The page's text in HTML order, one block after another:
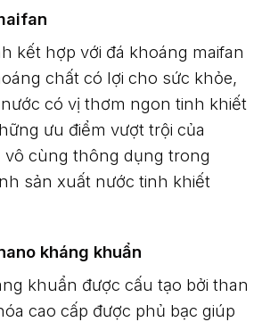
kết hợp với đá khoáng maifan
chất có lợi cho sức khỏe,
có vị thơm ngon tinh khiết
ưu điểm vượt trội của
vô cùng thông dụng trong
sản xuất nước tinh khiết
kháng khuẩn
khuẩn được cấu tạo bởi than
cao cấp được phủ bạc giúp